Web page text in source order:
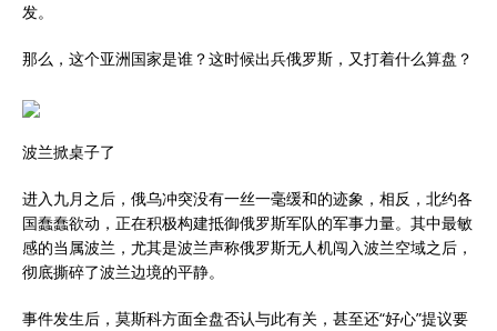
发。
那么，这个亚洲国家是谁？这时候出兵俄罗斯，又打着什么算盘？
波兰掀桌子了
进入九月之后，俄乌冲突没有一丝一毫缓和的迹象，相反，北约各
国蠢蠢欲动，正在积极构建抵御俄罗斯军队的军事力量。其中最敏
感的当属波兰，尤其是波兰声称俄罗斯无人机闯入波兰空域之后，
彻底撕碎了波兰边境的平静。
事件发生后，莫斯科方面全盘否认与此有关，甚至还“好心”提议要